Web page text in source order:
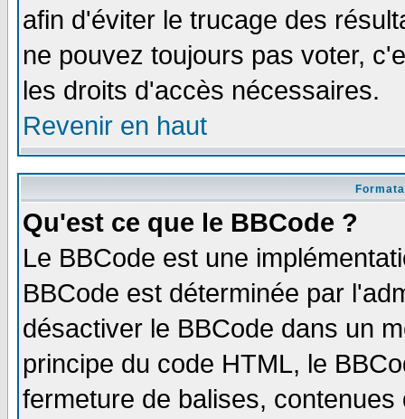
afin d'éviter le trucage des
ne pouvez toujours pas voter,
les droits d'accès nécessaires.
Revenir en haut
Qu'est ce que le BBCode ?
Le BBCode est une
BBCode est déterminée par
désactiver le BBCode dans un
principe du code HTML, le
fermeture de balises,